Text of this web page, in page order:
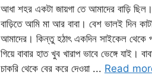
আধা শহর একটা জায়গা তে আমাদের বাড়ি ছিল।
বাড়িতে আমি মা আর বাবা। বেশ ভালই দিন
আমাদের। কিন্তু হঠাৎ একদিন সাইকেল থেকে
গিয়ে বাবার হাত খুব খারাপ ভাবে ভেঙ্গে যাই।
চাকরি থেকে বের করে দেওয়া ... Read